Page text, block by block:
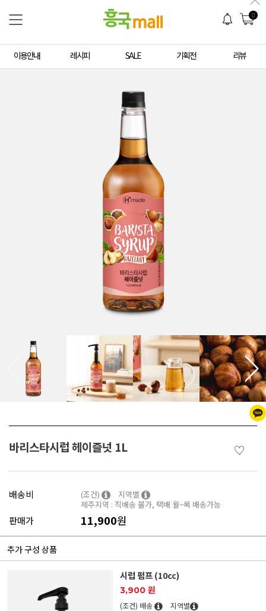
0
이용안내 레시피 SALE 기획전 리뷰
바리스타시럽 헤이즐넛 1L ♡
배송비 (조건)
지역별
제주지역 : 직배송 불가, 택배 월~목 배송가능
판매가 11,900원
추가 구성 상품
시럽 펌프 (10cc)
3,900 원
(조건) 배송 지역별